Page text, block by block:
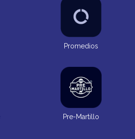
Promedios
Pre-Martillo